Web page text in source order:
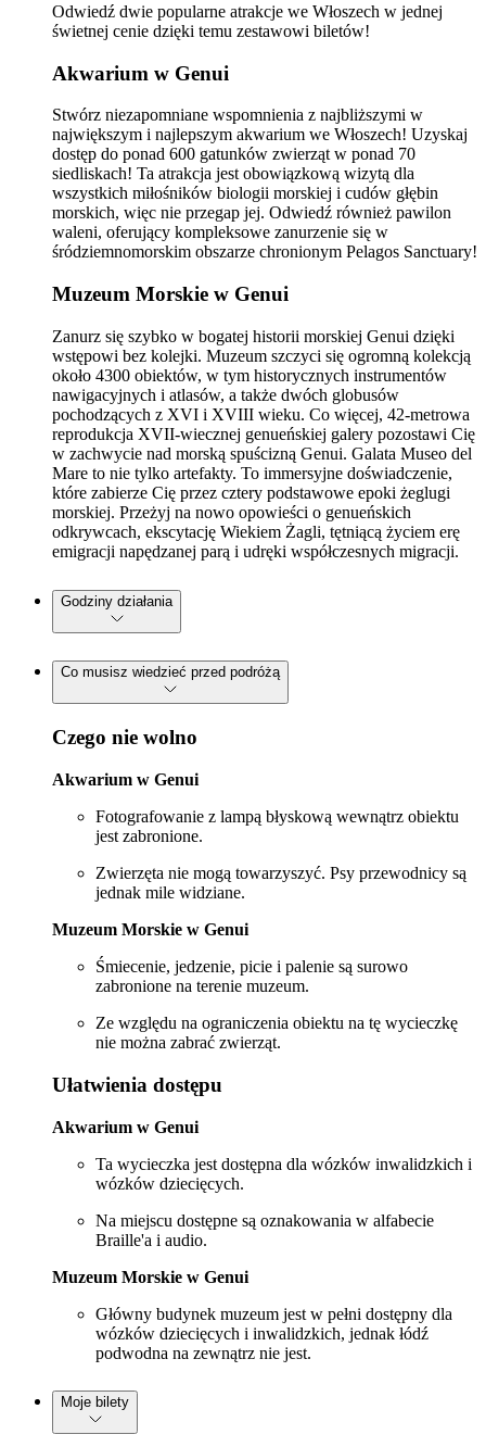
Odwiedź dwie popularne atrakcje we Włoszech w jednej
świetnej cenie dzięki temu zestawowi biletów!
Akwarium w Genui
Stwórz niezapomniane wspomnienia z najbliższymi w
największym i najlepszym akwarium we Włoszech! Uzyskaj
dostęp do ponad 600 gatunków zwierząt w ponad 70
siedliskach! Ta atrakcja jest obowiązkową wizytą dla
wszystkich miłośników biologii morskiej i cudów głębin
morskich, więc nie przegap jej. Odwiedź również pawilon
waleni, oferujący kompleksowe zanurzenie się w
śródziemnomorskim obszarze chronionym Pelagos Sanctuary!
Muzeum Morskie w Genui
Zanurz się szybko w bogatej historii morskiej Genui dzięki
wstępowi bez kolejki. Muzeum szczyci się ogromną kolekcją
około 4300 obiektów, w tym historycznych instrumentów
nawigacyjnych i atlasów, a także dwóch globusów
pochodzących z XVI i XVIII wieku. Co więcej, 42-metrowa
reprodukcja XVII-wiecznej genueńskiej galery pozostawi Cię
w zachwycie nad morską spuścizną Genui. Galata Museo del
Mare to nie tylko artefakty. To immersyjne doświadczenie,
które zabierze Cię przez cztery podstawowe epoki żeglugi
morskiej. Przeżyj na nowo opowieści o genueńskich
odkrywcach, ekscytację Wiekiem Żagli, tętniącą życiem erę
emigracji napędzanej parą i udręki współczesnych migracji.
Godziny działania
Co musisz wiedzieć przed podróżą
Czego nie wolno
Akwarium w Genui
Fotografowanie z lampą błyskową wewnątrz obiektu
jest zabronione.
Zwierzęta nie mogą towarzyszyć. Psy przewodnicy są
jednak mile widziane.
Muzeum Morskie w Genui
Śmiecenie, jedzenie, picie i palenie są surowo
zabronione na terenie muzeum.
Ze względu na ograniczenia obiektu na tę wycieczkę
nie można zabrać zwierząt.
Ułatwienia dostępu
Akwarium w Genui
Ta wycieczka jest dostępna dla wózków inwalidzkich i
wózków dziecięcych.
Na miejscu dostępne są oznakowania w alfabecie
Braille'a i audio.
Muzeum Morskie w Genui
Główny budynek muzeum jest w pełni dostępny dla
wózków dziecięcych i inwalidzkich, jednak łódź
podwodna na zewnątrz nie jest.
Moje bilety